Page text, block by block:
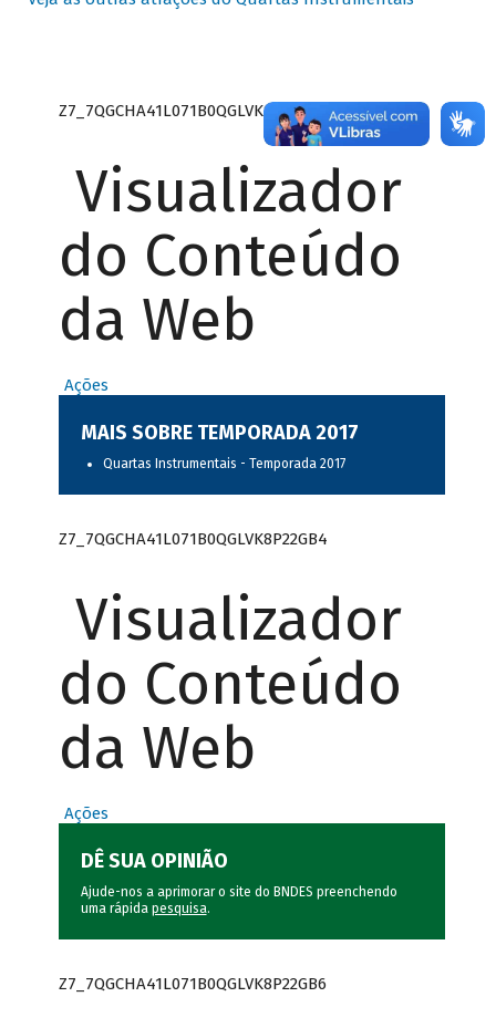
Z7_7QGCHA41L071B0QGLVK8P22GJ7
Visualizador
do Conteúdo
da Web
Ações
MAIS SOBRE TEMPORADA 2017
Quartas Instrumentais - Temporada 2017
Z7_7QGCHA41L071B0QGLVK8P22GB4
Visualizador
do Conteúdo
da Web
Ações
DÊ SUA OPINIÃO
Ajude-nos a aprimorar o site do BNDES preenchendo
uma rápida pesquisa.
Z7_7QGCHA41L071B0QGLVK8P22GB6